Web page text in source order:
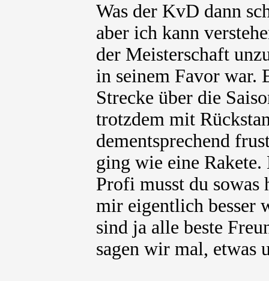
Was der KvD dann
aber ich kann
der Meisterschaft
in seinem Favor war.
Strecke über die
trotzdem mit
dementsprechend
ging wie eine
Profi musst du sowas
mir eigentlich besser
sind ja alle beste
sagen wir mal, etwas